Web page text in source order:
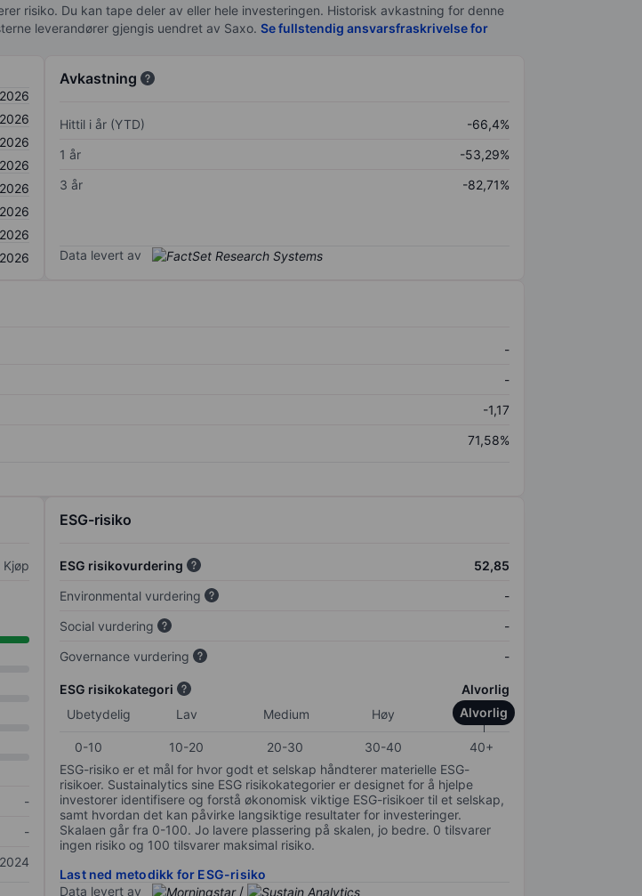
risiko. Du kan tape deler av eller hele investeringen. Historisk avkastning for denne
leverandører gjengis uendret av Saxo. Se fullstendig ansvarsfraskrivelse for
Avkastning
Hittil i år (YTD)
-66,4%
1 år
-53,29%
3 år
-82,71%
Data levert av
-
-
-1,17
71,58%
Kjøp
-
-
ESG-risiko
ESG risikovurdering
52,85
Environmental vurdering
-
Social vurdering
-
Governance vurdering
-
ESG risikokategori
Alvorlig
Ubetydelig
Lav Medium Høy Alvorlig
0-10 10-20 20-30 30-40
40+
ESG-risiko er et mål for hvor godt et selskap håndterer materielle ESG-
risikoer. Sustainalytics sine ESG risikokategorier er designet for å hjelpe
investorer identifisere og forstå økonomisk viktige ESG-risikoer til et selskap,
samt hvordan det kan påvirke langsiktige resultater for investeringer.
Skalaen går fra 0-100. Jo lavere plassering på skalen, jo bedre. 0 tilsvarer
ingen risiko og 100 tilsvarer maksimal risiko.
Last ned metodikk for ESG-risiko
Data levert av
/